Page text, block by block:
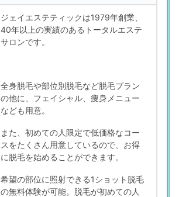
ジェイエステティックは1979年創業、
40年以上の実績のあるトータルエステ
サロンです。
全身脱毛や部位別脱毛など脱毛プラン
の他に、フェイシャル、痩身メニュー
なども用意。
また、初めての人限定で低価格なコー
スをたくさん用意しているので、お得
に脱毛を始めることができます。
希望の部位に照射できる1ショット脱毛
の無料体験が可能。脱毛が初めての人